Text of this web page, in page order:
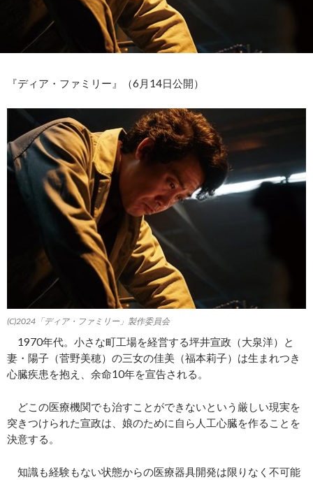
『ディア・ファミリー』（6月14日公開）
(C)2024「ディア・ファミリー」製作委員会
1970年代。小さな町工場を経営する坪井宣政（大泉洋）と
妻・陽子（菅野美穂）の三女の佳美（福本莉子）は生まれつき
心臓疾患を抱え、余命10年を宣告される。
どこの医療機関でも治すことができないという厳しい現実を
突きつけられた宣政は、娘のために自ら人工心臓を作ることを
決意する。
知識も経験もない状態からの医療器具開発は限りなく不可能